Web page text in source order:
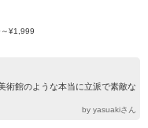
¥1,999
術館のような本当に立派で素敵な
by yasuakiさん